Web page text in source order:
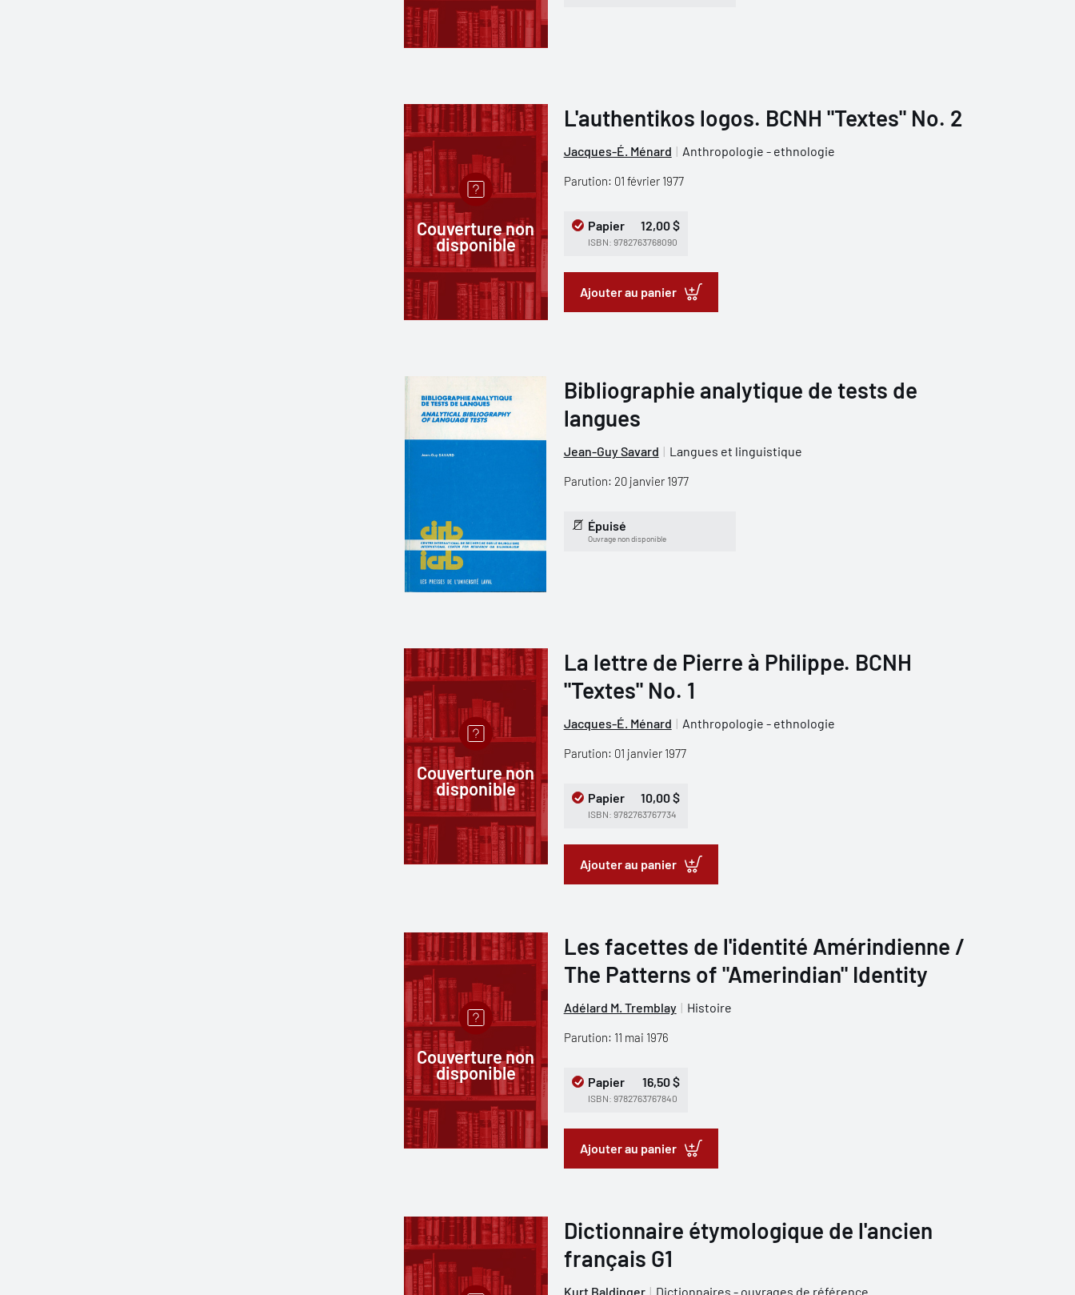
Couverture non
disponible
L'authentikos logos. BCNH "Textes" No. 2
Jacques-É. Ménard Anthropologie - ethnologie
Parution: 01 février 1977
Papier 12,00 $
ISBN: 9782763768090
Ajouter au panier
Bibliographie analytique de tests de
langues
Jean-Guy Savard Langues et linguistique
Parution: 20 janvier 1977
Épuisé
Ouvrage non disponible
Couverture non
disponible
La lettre de Pierre à Philippe. BCNH
"Textes" No. 1
Jacques-É. Ménard Anthropologie - ethnologie
Parution: 01 janvier 1977
Papier 10,00 $
ISBN: 9782763767734
Ajouter au panier
Couverture non
disponible
Les facettes de l'identité Amérindienne /
The Patterns of "Amerindian" Identity
Adélard M. Tremblay Histoire
Parution: 11 mai 1976
Papier 16,50 $
ISBN: 9782763767840
Ajouter au panier
Dictionnaire étymologique de l'ancien
français G1
Kurt Baldinger Dictionnaires - ouvrages de référence